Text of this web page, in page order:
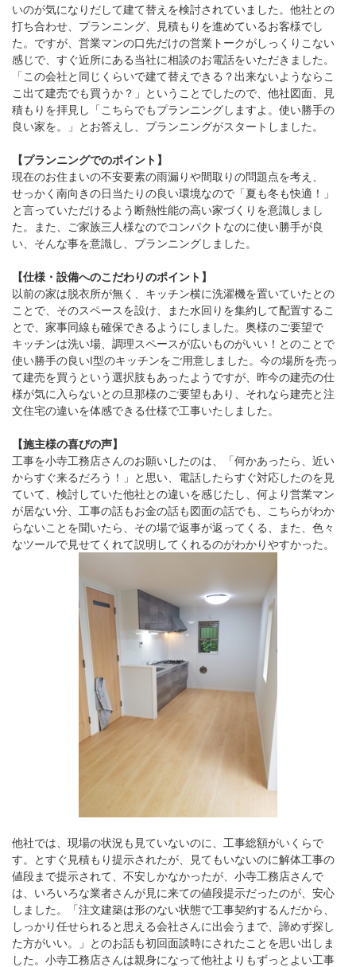
いのが気になりだして建て替えを検討されていました。他社との
打ち合わせ、プランニング、見積もりを進めているお客様でし
た。ですが、営業マンの口先だけの営業トークがしっくりこない
感じで、すぐ近所にある当社に相談のお電話をいただきました。
「この会社と同じくらいで建て替えできる？出来ないようならこ
こ出て建売でも買うか？」ということでしたので、他社図面、見
積もりを拝見し「こちらでもプランニングしますよ。使い勝手の
良い家を。」とお答えし、プランニングがスタートしました。
【プランニングでのポイント】
現在のお住まいの不安要素の雨漏りや間取りの問題点を考え、
せっかく南向きの日当たりの良い環境なので「夏も冬も快適！」
と言っていただけるよう断熱性能の高い家づくりを意識しまし
た。また、ご家族三人様なのでコンパクトなのに使い勝手が良
い、そんな事を意識し、プランニングしました。
【仕様・設備へのこだわりのポイント】
以前の家は脱衣所が無く、キッチン横に洗濯機を置いていたとの
ことで、そのスペースを設け、また水回りを集約して配置するこ
とで、家事同線も確保できるようにしました。奥様のご要望で
キッチンは洗い場、調理スペースが広いものがいい！とのことで
使い勝手の良いI型のキッチンをご用意しました。今の場所を売っ
て建売を買うという選択肢もあったようですが、昨今の建売の仕
様が気に入らないとの旦那様のご要望もあり、それなら建売と注
文住宅の違いを体感できる仕様で工事いたしました。
【施主様の喜びの声】
工事を小寺工務店さんのお願いしたのは、「何かあったら、近い
からすぐ来るだろう！」と思い、電話したらすぐ対応したのを見
ていて、検討していた他社との違いを感じたし、何より営業マン
が居ない分、工事の話もお金の話も図面の話でも、こちらがわか
らないことを聞いたら、その場で返事が返ってくる、また、色々
なツールで見せてくれて説明してくれるのがわかりやすかった。
他社では、現場の状況も見ていないのに、工事総額がいくらで
す。とすぐ見積もり提示されたが、見てもいないのに解体工事の
値段まで提示されて、不安しかなかったが、小寺工務店さんで
は、いろいろな業者さんが見に来ての値段提示だったのが、安心
しました。「注文建築は形のない状態で工事契約するんだから、
しっかり任せられると思える会社さんに出会うまで、諦めず探し
た方がいい。」とのお話も初回面談時にされたことを思い出しま
した。小寺工務店さんは親身になって他社よりもずっとよい工事